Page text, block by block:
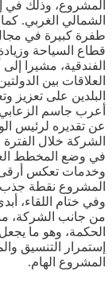
المشروع، وذلك في
الشمالي الغربي.
طفرة كبيرة في مجال
قطاع السياحة
الفندقية، مشيرا
العلاقات بين
البلدين على تعزيز
أعرب جاسم
عن تقديره لرئيس
الشركة خلال
في وضع المخطط
وخدمات تعكس أرقى
المشروع نقطة
وفي ختام اللقاء،
من جانب الشركة،
الحكمة، وهو ما
إستمرار التنسيق
المشروع الهام.